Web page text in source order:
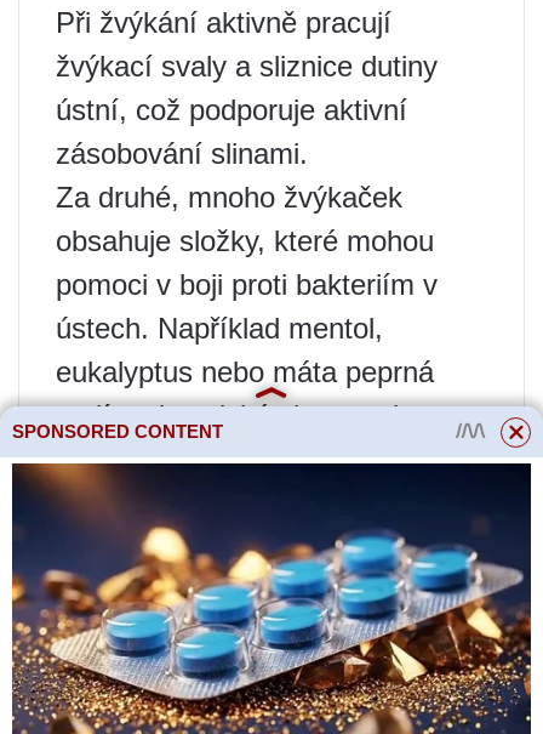
Při žvýkání aktivně pracují
žvýkací svaly a sliznice dutiny
ústní, což podporuje aktivní
zásobování slinami.
Za druhé, mnoho žvýkaček
obsahuje složky, které mohou
pomoci v boji proti bakteriím v
ústech. Například mentol,
eukalyptus nebo máta peprná
mají antiseptické vlastnosti a
mohou snížit počet bakterií v
ústech.
Je však důležité si uvědomit, že
tyto vlastnosti mají pouze některé
druhy žvýkaček, ne všechny.
SPONSORED CONTENT